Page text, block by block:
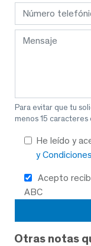
Para evitar que tu
menos 15 caracteres
He leído y
y Condiciones
Acepto
ABC
Otras notas